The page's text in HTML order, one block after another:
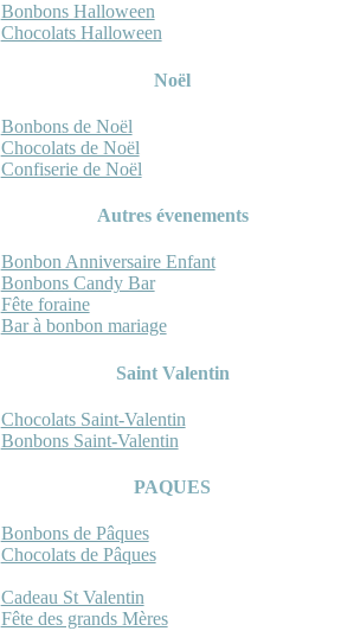
Bonbons Halloween
Chocolats Halloween
Noël
Bonbons de Noël
Chocolats de Noël
Confiserie de Noël
Autres évenements
Bonbon Anniversaire Enfant
Bonbons Candy Bar
Fête foraine
Bar à bonbon mariage
Saint Valentin
Chocolats Saint-Valentin
Bonbons Saint-Valentin
PAQUES
Bonbons de Pâques
Chocolats de Pâques
Cadeau St Valentin
Fête des grands Mères